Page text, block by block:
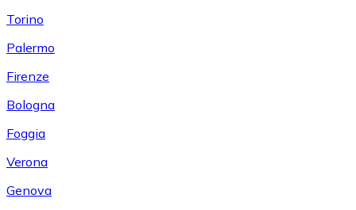
Torino
Palermo
Firenze
Bologna
Foggia
Verona
Genova